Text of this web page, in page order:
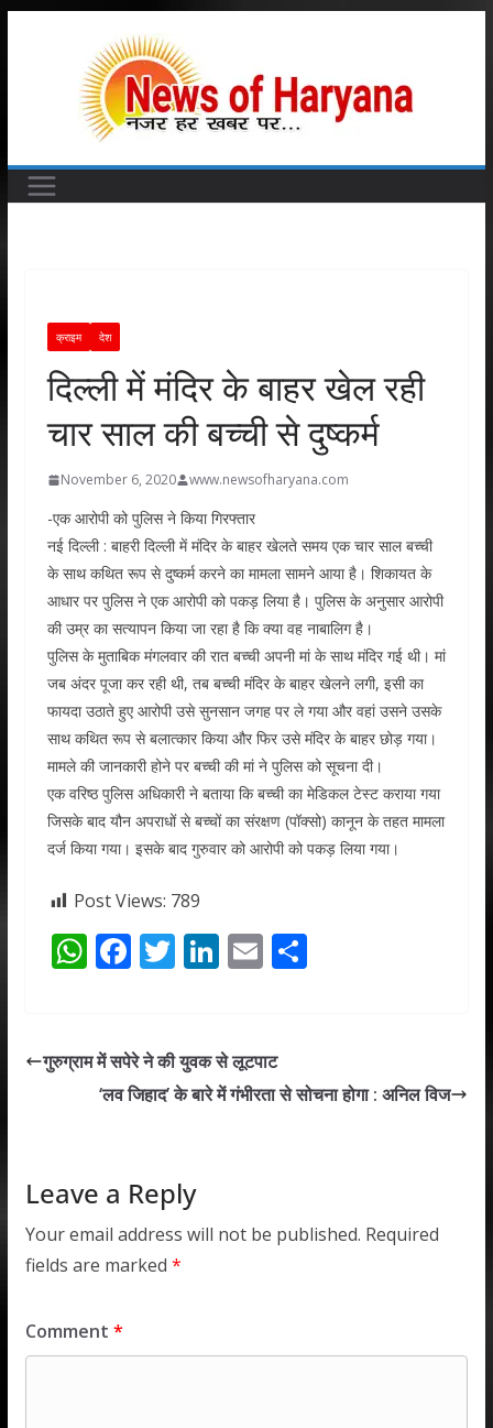
क्राइम देश
दिल्ली में मंदिर के बाहर खेल रही
चार साल की बच्ची से दुष्कर्म
November 6, 2020 www.newsofharyana.com
-एक आरोपी को पुलिस ने किया गिरफ्तार
नई दिल्ली : बाहरी दिल्ली में मंदिर के बाहर खेलते समय एक चार साल बच्ची
के साथ कथित रूप से दुष्कर्म करने का मामला सामने आया है। शिकायत के
आधार पर पुलिस ने एक आरोपी को पकड़ लिया है। पुलिस के अनुसार आरोपी
की उम्र का सत्यापन किया जा रहा है कि क्या वह नाबालिग है।
पुलिस के मुताबिक मंगलवार की रात बच्ची अपनी मां के साथ मंदिर गई थी। मां
जब अंदर पूजा कर रही थी, तब बच्ची मंदिर के बाहर खेलने लगी, इसी का
फायदा उठाते हुए आरोपी उसे सुनसान जगह पर ले गया और वहां उसने उसके
साथ कथित रूप से बलात्कार किया और फिर उसे मंदिर के बाहर छोड़ गया।
मामले की जानकारी होने पर बच्ची की मां ने पुलिस को सूचना दी।
एक वरिष्ठ पुलिस अधिकारी ने बताया कि बच्ची का मेडिकल टेस्ट कराया गया
जिसके बाद यौन अपराधों से बच्चों का संरक्षण (पॉक्सो) कानून के तहत मामला
दर्ज किया गया। इसके बाद गुरुवार को आरोपी को पकड़ लिया गया।
Post Views: 789
W
s
A
F
b
o
T
er
Li
e
dI
E
l
S
गुरुग्राम में सपेरे ने की युवक से लूटपाट
‘लव जिहाद’ के बारे में गंभीरता से सोचना होगा : अनिल विज
Leave a Reply
Your email address will not be published. Required
fields are marked *
Comment *